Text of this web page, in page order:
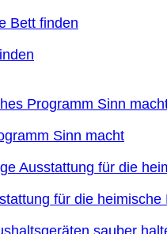
Sinn macht
für die heimische